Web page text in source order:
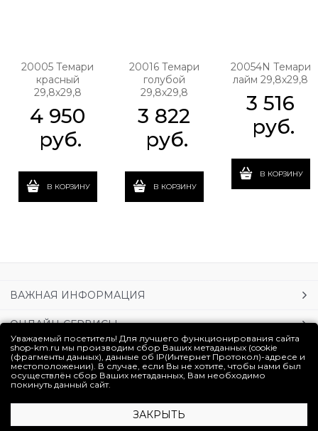
20005 Темари
красный
29,8х29,8
4 950
руб.
В КОРЗИНУ
20016 Темари
голубой
29,8х29,8
3 822
руб.
В КОРЗИНУ
20054N Темари
лайм 29,8х29,8
3 516
руб.
В КОРЗИНУ
ВАЖНАЯ ИНФОРМАЦИЯ
ОНЛАЙН-СЕРВИСЫ
УСЛУГИ
ЛИЧНЫЙ КАБИНЕТ
Полная версия сайта
Уважаемый посетитель! Для лучшего функционирования сайта
shop-km.ru мы производим сбор Ваших метаданных (cookie
(фрагменты данных), данные об IP(Интернет Протокол)-адресе и
местоположении). В случае, если Вы не хотите, чтобы нами был
осуществлён сбор Ваших метаданных, Вам необходимо
покинуть данный сайт.
ЗАКРЫТЬ